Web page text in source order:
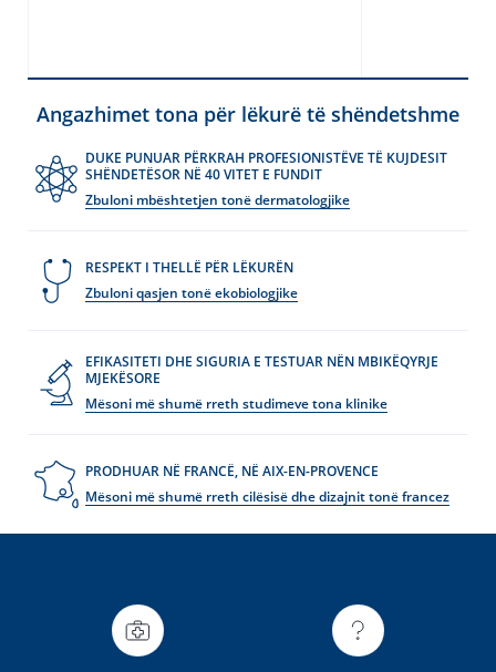
Angazhimet tona për lëkurë të shëndetshme
DUKE PUNUAR PËRKRAH PROFESIONISTËVE TË KUJDESIT
SHËNDETËSOR NË 40 VITET E FUNDIT
Zbuloni mbështetjen tonë dermatologjike
RESPEKT I THELLË PËR LËKURËN
Zbuloni qasjen tonë ekobiologjike
EFIKASITETI DHE SIGURIA E TESTUAR NËN MBIKËQYRJE
MJEKËSORE
Mësoni më shumë rreth studimeve tona klinike
PRODHUAR NË FRANCË, NË AIX-EN-PROVENCE
Mësoni më shumë rreth cilësisë dhe dizajnit tonë francez